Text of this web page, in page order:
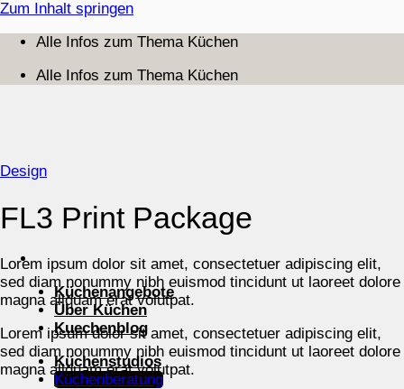
Zum Inhalt springen
Alle Infos zum Thema Küchen
Alle Infos zum Thema Küchen
Küchenangebote
Über Küchen
Kuechenblog
Küchenstudios
Küchenberatung
Design
FL3 Print Package
Lorem ipsum dolor sit amet, consectetuer adipiscing elit,
sed diam nonummy nibh euismod tincidunt ut laoreet dolore
magna aliquam erat volutpat.
Lorem ipsum dolor sit amet, consectetuer adipiscing elit,
sed diam nonummy nibh euismod tincidunt ut laoreet dolore
magna aliquam erat volutpat.